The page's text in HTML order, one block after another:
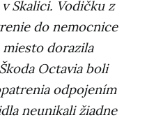
Skalici. Vodičku z
do nemocnice
miesto dorazila
Octavia boli
odpojením
neunikali žiadne